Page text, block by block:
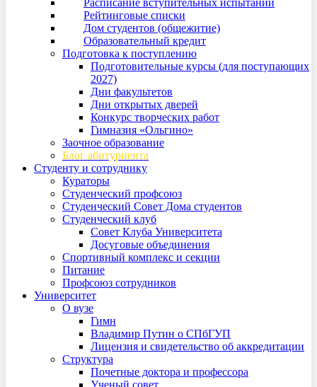
Расписание вступительных испытаний
Рейтинговые списки
Дом студентов (общежитие)
Образовательный кредит
Подготовка к поступлению
Подготовительные курсы (для поступающих
2027)
Дни факультетов
Дни открытых дверей
Конкурс творческих работ
Гимназия «Ольгино»
Заочное образование
Блог абитуриента
Студенту и сотруднику
Кураторы
Студенческий профсоюз
Студенческий Совет Дома студентов
Студенческий клуб
Совет Клуба Университета
Досуговые объединения
Спортивный комплекс и секции
Питание
Профсоюз сотрудников
Университет
О вузе
Гимн
Владимир Путин о СПбГУП
Лицензия и свидетельство об аккредитации
Структура
Почетные доктора и профессора
Ученый совет